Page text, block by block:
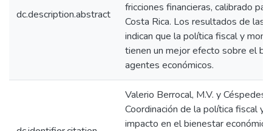
dc.description.abstract
fricciones financieras, calibrado
Costa Rica. Los resultados de las
indican que la política fiscal y
tienen un mejor efecto sobre el
agentes económicos.
Valerio Berrocal, M.V. y Céspedes
Coordinación de la política fiscal y
impacto en el bienestar